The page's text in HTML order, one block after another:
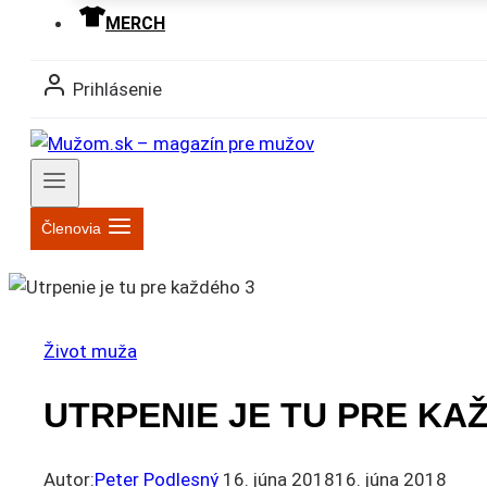
MERCH
Prihlásenie
Členovia
Život muža
UTRPENIE JE TU PRE
Autor:Peter Podlesný 16. júna 201816. júna 2018